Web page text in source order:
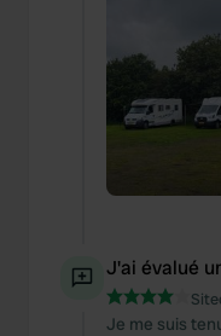
our social media,
may combine it with
provided to them or
of their services.
J'ai évalué
Je me suis